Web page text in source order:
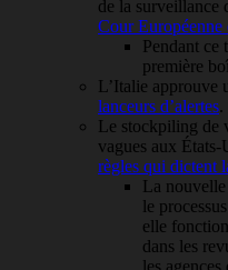
de la surveillance
Cour Européenne
Pendant ce
première
L’Italie approuve
lanceurs d’alertes.
Le stockpiling de
vagues aux États-
règles qui dictent
La
le
elle
dans les